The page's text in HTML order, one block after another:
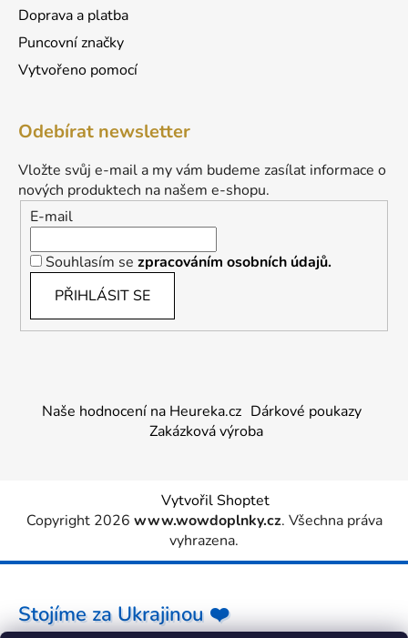
Doprava a platba
Puncovní značky
Vytvořeno pomocí
Odebírat newsletter
Vložte svůj e-mail a my vám budeme zasílat informace o
nových produktech na našem e-shopu.
E-mail
Souhlasím se zpracováním osobních údajů.
PŘIHLÁSIT SE
Naše hodnocení na Heureka.cz Dárkové poukazy
Zakázková výroba
Vytvořil Shoptet
Copyright 2026 www.wowdoplnky.cz. Všechna práva
vyhrazena.
Stojíme za Ukrajinou ❤️